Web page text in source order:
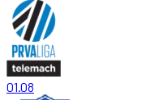
01.08